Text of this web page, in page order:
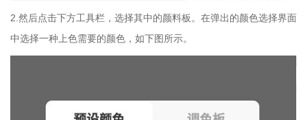
2.然后点击下方工具栏，选择其中的颜料板。在弹出的颜色选择界面
中选择一种上色需要的颜色，如下图所示。